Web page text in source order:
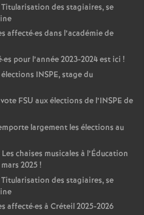
des stagiaires, se
affecté·es dans l’académie de
·es pour l’année 2023-2024 est ici !
INSPE, stage du
FSU aux élections de l’INSPE de
largement les élections au
chaises musicales à l’Éducation
2025!
des stagiaires, se
affecté·es à Créteil 2025-2026